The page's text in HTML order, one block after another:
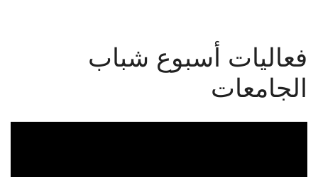
فعاليات أسبوع شباب
الجامعات